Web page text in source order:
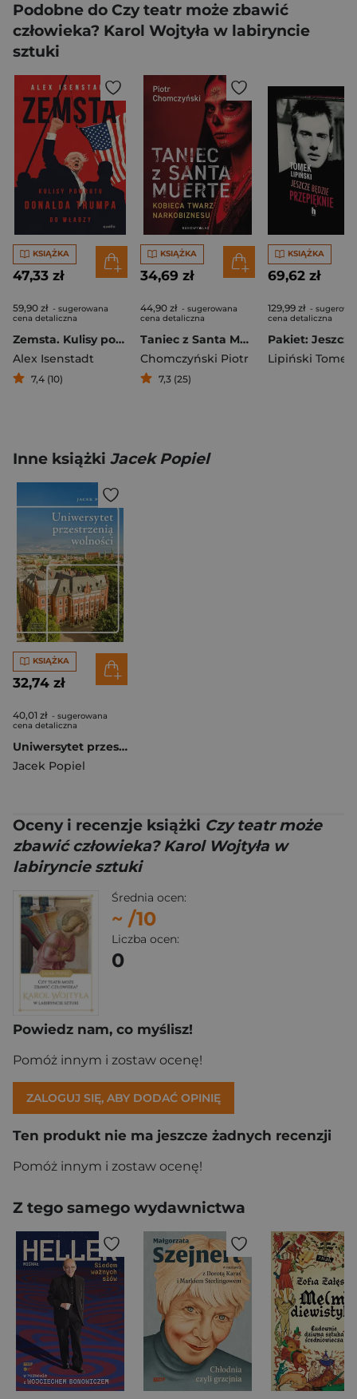
Podobne do Czy teatr może zbawić
człowieka? Karol Wojtyła w labiryncie
sztuki
KSIĄŻKA
47,33 zł
59,90 zł - sugerowana
cena detaliczna
Zemsta. Kulisy powrotu Donalda Trumpa do władzy
Alex Isenstadt
7,4 (10)
KSIĄŻKA
34,69 zł
44,90 zł - sugerowana
cena detaliczna
Taniec z Santa Muerte. Kobieca twarz narkobiznesu
Chomczyński Piotr
7,3 (25)
KSIĄŻKA
69,62 zł
129,99 zł -
cena detaliczna
Lipiński Tomek
Inne książki Jacek Popiel
KSIĄŻKA
32,74 zł
40,01 zł - sugerowana
cena detaliczna
Uniwersytet przestrzenią wolności
Jacek Popiel
Oceny i recenzje książki Czy teatr może
zbawić człowieka? Karol Wojtyła w
labiryncie sztuki
Średnia ocen:
~ /10
Liczba ocen:
0
Powiedz nam, co myślisz!
Pomóż innym i zostaw ocenę!
ZALOGUJ SIĘ, ABY DODAĆ OPINIĘ
Ten produkt nie ma jeszcze żadnych recenzji
Pomóż innym i zostaw ocenę!
Z tego samego wydawnictwa